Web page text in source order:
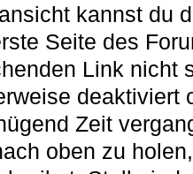
kannst du
Seite des
Link nicht
deaktiviert
Zeit
oben zu